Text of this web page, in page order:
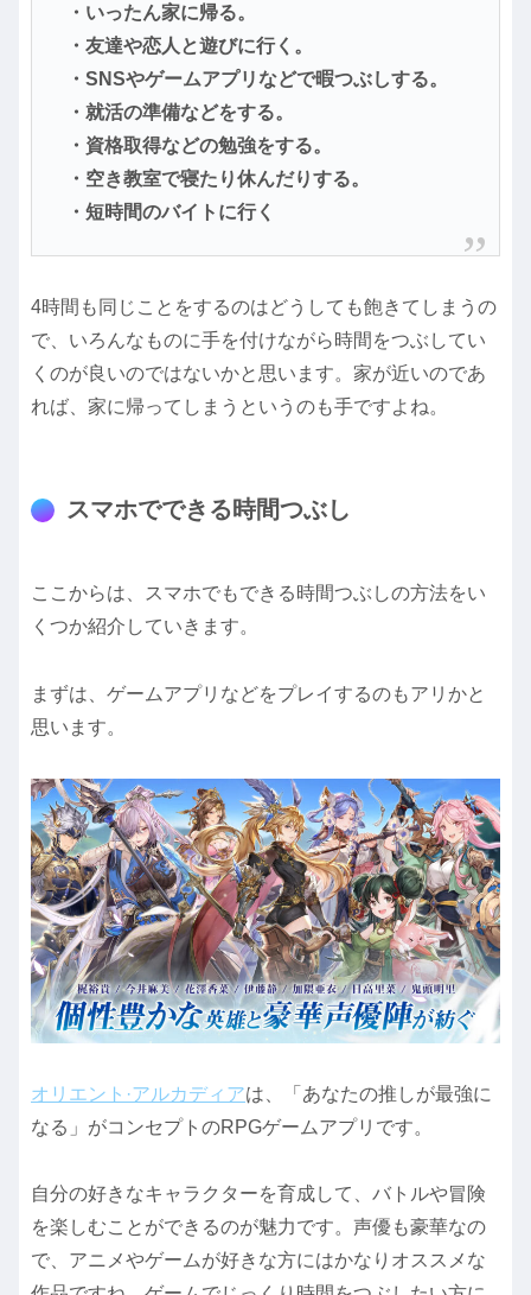
・いったん家に帰る。
・友達や恋人と遊びに行く。
・SNSやゲームアプリなどで暇つぶしする。
・就活の準備などをする。
・資格取得などの勉強をする。
・空き教室で寝たり休んだりする。
・短時間のバイトに行く
4時間も同じことをするのはどうしても飽きてしまうの
で、いろんなものに手を付けながら時間をつぶしてい
くのが良いのではないかと思います。家が近いのであ
れば、家に帰ってしまうというのも手ですよね。
スマホでできる時間つぶし
ここからは、スマホでもできる時間つぶしの方法をい
くつか紹介していきます。
まずは、ゲームアプリなどをプレイするのもアリかと
思います。
オリエント·アルカディアは、「あなたの推しが最強に
なる」がコンセプトのRPGゲームアプリです。
自分の好きなキャラクターを育成して、バトルや冒険
を楽しむことができるのが魅力です。声優も豪華なの
で、アニメやゲームが好きな方にはかなりオススメな